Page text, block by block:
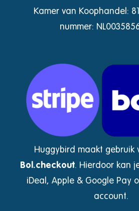
Kamer van Koophandel:
nummer:
Huggybird maakt gebruik
Bol.checkout. Hierdoor kan
iDeal, Apple & Google Pay
account.